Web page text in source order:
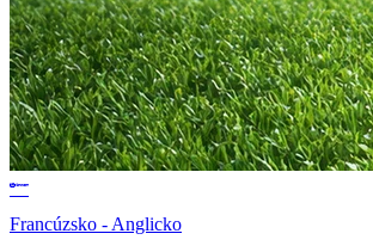
Francúzsko - Anglicko